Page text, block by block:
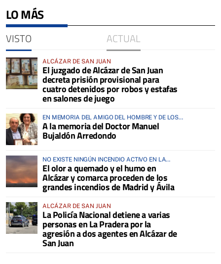
LO MÁS
VISTO ACTUAL
ALCÁZAR DE SAN JUAN
El juzgado de Alcázar de San Juan
decreta prisión provisional para
cuatro detenidos por robos y estafas
en salones de juego
EN MEMORIA DEL AMIGO DEL HOMBRE Y DE LOS
ANIMALES
A la memoria del Doctor Manuel
Bujaldón Arredondo
NO EXISTE NINGÚN INCENDIO ACTIVO EN LA
COMARCA
El olor a quemado y el humo en
Alcázar y comarca proceden de los
grandes incendios de Madrid y Ávila
ALCÁZAR DE SAN JUAN
La Policía Nacional detiene a varias
personas en La Pradera por la
agresión a dos agentes en Alcázar de
San Juan